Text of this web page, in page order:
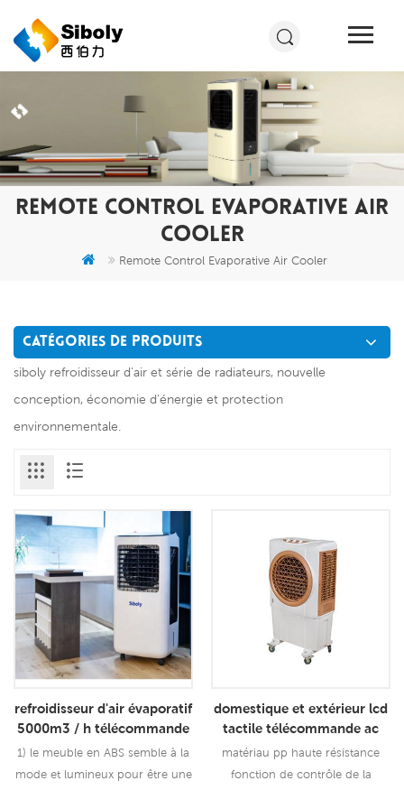
REMOTE CONTROL EVAPORATIVE AIR
COOLER
Remote Control Evaporative Air Cooler
CATÉGORIES DE PRODUITS
siboly refroidisseur d'air et série de radiateurs, nouvelle
conception, économie d'énergie et protection
environnementale.
refroidisseur d'air évaporatif
5000m3 / h télécommande
portable pour le ménage et
l'extérieur
1) le meuble en ABS semble à la
mode et lumineux pour être une
domestique et extérieur lcd
tactile télécommande ac
portable évaporateur
refroidisseur d'air
matériau pp haute résistance
fonction de contrôle de la